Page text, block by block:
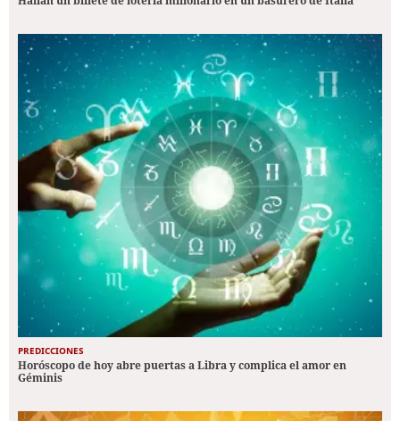
PREDICCIONES
Horóscopo de hoy abre puertas a Libra y complica el amor en
Géminis